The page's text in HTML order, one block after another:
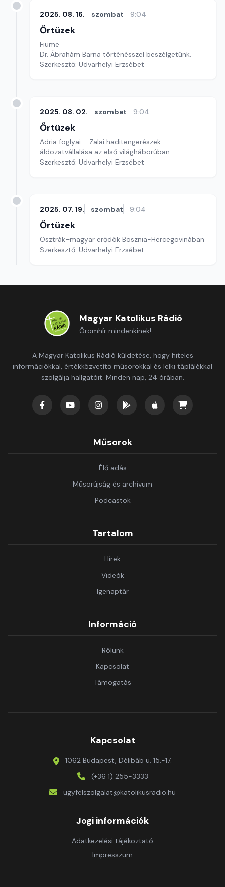
2025. 08. 16. szombat 9:04
Őrtüzek
Fiume
Dr. Ábrahám Barna történésszel beszélgetünk.
Szerkesztő: Udvarhelyi Erzsébet
2025. 08. 02. szombat 9:04
Őrtüzek
Adria foglyai – Zalai haditengerészek
áldozatvállalása az első világháborúban
Szerkesztő: Udvarhelyi Erzsébet
2025. 07. 19. szombat 9:04
Őrtüzek
Osztrák–magyar erődök Bosznia-Hercegovinában
Szerkesztő: Udvarhelyi Erzsébet
Magyar Katolikus Rádió
Örömhír mindenkinek!
A Magyar Katolikus Rádió küldetése, hogy hiteles
információkkal, értékközvetítő műsorokkal és lelki táplálékkal
szolgálja hallgatóit. Minden nap, 24 órában.
Műsorok
Élő adás
Műsorújság és archívum
Podcastok
Tartalom
Hírek
Videók
Igenaptár
Információ
Rólunk
Kapcsolat
Támogatás
Kapcsolat
1062 Budapest, Délibáb u. 15.-17.
(+36 1) 255-3333
ugyfelszolgalat@katolikusradio.hu
Jogi információk
Adatkezelési tájékoztató
Impresszum